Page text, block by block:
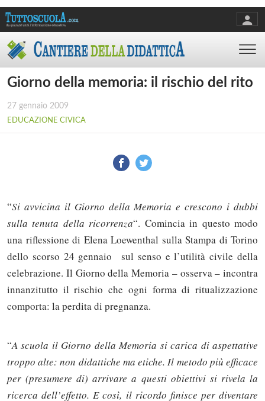
Giorno della memoria: il rischio del rito
27 gennaio 2009
EDUCAZIONE CIVICA
“Si avvicina il Giorno della Memoria e crescono i dubbi
sulla tenuta della ricorrenza“. Comincia in questo modo
una riflessione di Elena Loewenthal sulla Stampa di Torino
dello scorso 24 gennaio sul senso e l’utilità civile della
celebrazione. Il Giorno della Memoria – osserva – incontra
innanzitutto il rischio che ogni forma di ritualizzazione
comporta: la perdita di pregnanza.
“A scuola il Giorno della Memoria si carica di aspettative
troppo alte: non didattiche ma etiche. Il metodo più efficace
per (presumere di) arrivare a questi obiettivi si rivela la
ricerca dell’effetto. E così, il ricordo finisce per diventare